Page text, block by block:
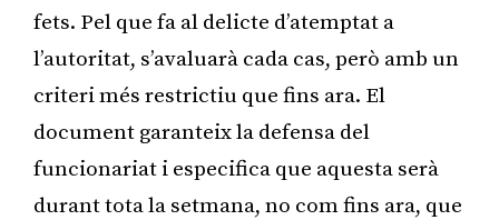
fets. Pel que fa al delicte d’atemptat a
l’autoritat, s’avaluarà cada cas, però amb un
criteri més restrictiu que fins ara. El
document garanteix la defensa del
funcionariat i especifica que aquesta serà
durant tota la setmana, no com fins ara, que